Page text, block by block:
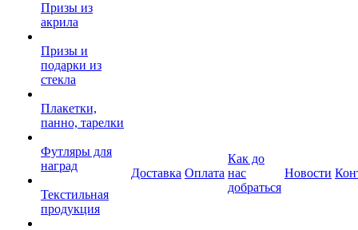
Призы из
акрила
Призы и
подарки из
стекла
Плакетки,
панно, тарелки
Футляры для
наград
Текстильная
продукция
Доставка Оплата
Как до
нас
добраться
Новости